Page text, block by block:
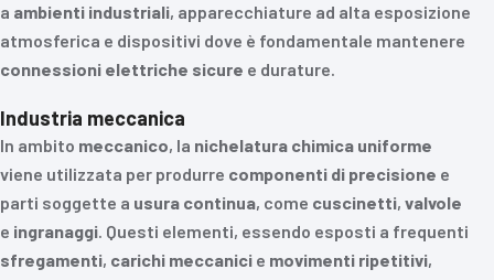
a ambienti industriali, apparecchiature ad alta esposizione
atmosferica e dispositivi dove è fondamentale mantenere
connessioni elettriche sicure e durature.
Industria meccanica
In ambito meccanico, la nichelatura chimica uniforme
viene utilizzata per produrre componenti di precisione e
parti soggette a usura continua, come cuscinetti, valvole
e ingranaggi. Questi elementi, essendo esposti a frequenti
sfregamenti, carichi meccanici e movimenti ripetitivi,